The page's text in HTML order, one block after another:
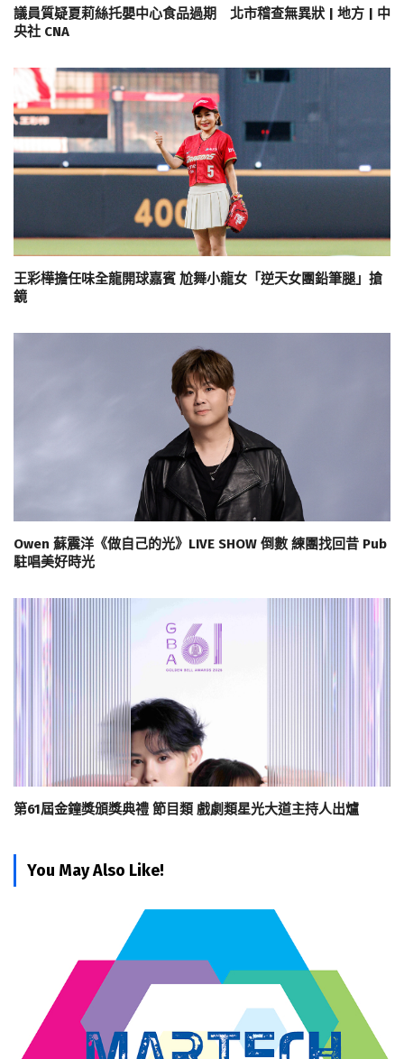
議員質疑夏莉絲托嬰中心食品過期 北市稽查無異狀 | 地方 | 中
央社 CNA
王彩樺擔任味全龍開球嘉賓 尬舞小龍女「逆天女團鉛筆腿」搶
鏡
Owen 蘇震洋《做自己的光》LIVE SHOW 倒數 練團找回昔 Pub
駐唱美好時光
第61屆金鐘獎頒獎典禮 節目類 戲劇類星光大道主持人出爐
You May Also Like!